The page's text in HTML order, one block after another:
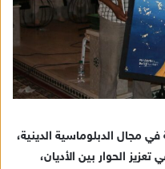
مجال الدبلوماسية الدينية،
الحوار بين الأديان،